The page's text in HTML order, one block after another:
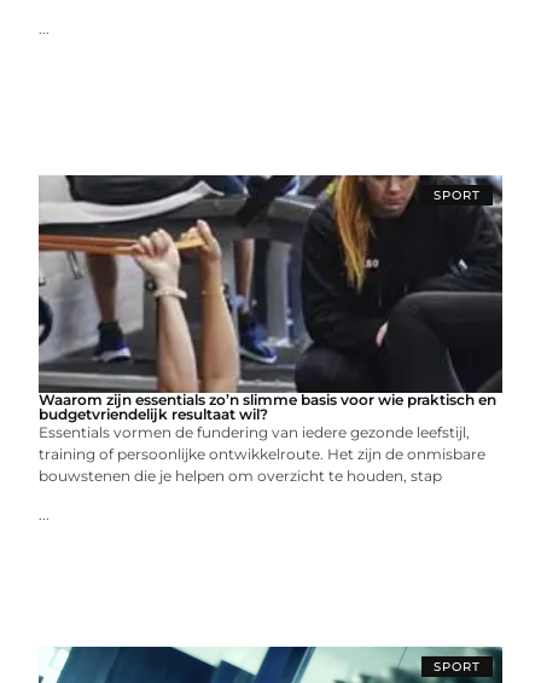
...
SPORT
Waarom zijn essentials zo’n slimme basis voor wie praktisch en
budgetvriendelijk resultaat wil?
Essentials vormen de fundering van iedere gezonde leefstijl,
training of persoonlijke ontwikkelroute. Het zijn de onmisbare
bouwstenen die je helpen om overzicht te houden, stap
...
SPORT